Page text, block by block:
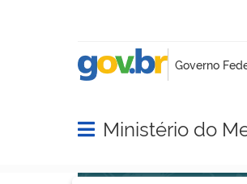
Abrir menu principal de
Ministério do